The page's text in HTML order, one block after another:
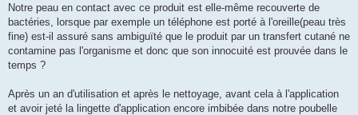
Notre peau en contact avec ce produit est elle-même recouverte de
bactéries, lorsque par exemple un téléphone est porté à l'oreille(peau très
fine) est-il assuré sans ambiguïté que le produit par un transfert cutané ne
contamine pas l'organisme et donc que son innocuité est prouvée dans le
temps ?
Après un an d'utilisation et après le nettoyage, avant cela à l'application
et avoir jeté la lingette d'application encore imbibée dans notre poubelle